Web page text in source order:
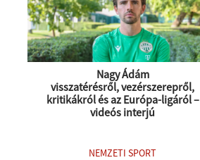
Nagy Ádám
visszatérésről, vezérszerepről,
kritikákról és az Európa-ligáról –
videós interjú
NEMZETI SPORT